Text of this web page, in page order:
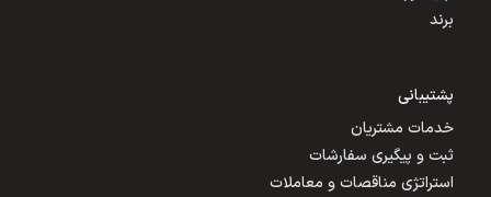
برند
پشتیبانی
خدمات مشتریان
ثبت و پیگیری سفارشات
استراتژی مناقصات و معاملات